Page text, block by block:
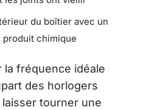
du boîtier avec un
chimique
la fréquence idéale
des horlogers
laisser tourner une